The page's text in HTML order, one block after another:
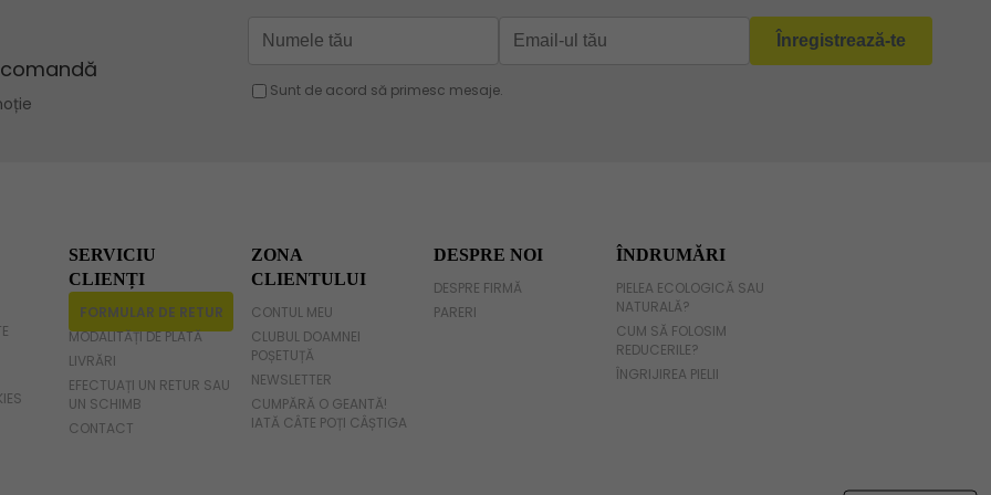
SERVICIU
CLIENȚI
FORMULAR DE RETUR
MODALITĂȚI DE PLATĂ
LIVRĂRI
EFECTUAȚI UN RETUR SAU
UN SCHIMB
CONTACT
ZONA
CLIENTULUI
CONTUL MEU
CLUBUL DOAMNEI
POȘETUȚĂ
NEWSLETTER
CUMPĂRĂ O GEANTĂ!
IATĂ CÂTE POȚI CÂȘTIGA
DESPRE NOI
DESPRE FIRMĂ
PARERI
ÎNDRUMĂRI
PIELEA ECOLOGICĂ SAU
NATURALĂ?
CUM SĂ FOLOSIM
REDUCERILE?
ÎNGRIJIREA PIELII